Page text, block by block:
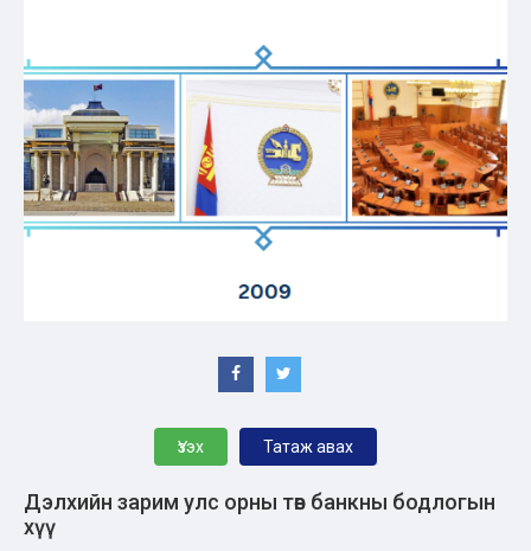
Үзэх Татаж авах
Дэлхийн зарим улс орны төв банкны бодлогын
хүү